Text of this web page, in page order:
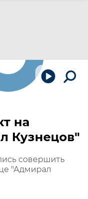
на
Кузнецов"
совершить
"Адмирал